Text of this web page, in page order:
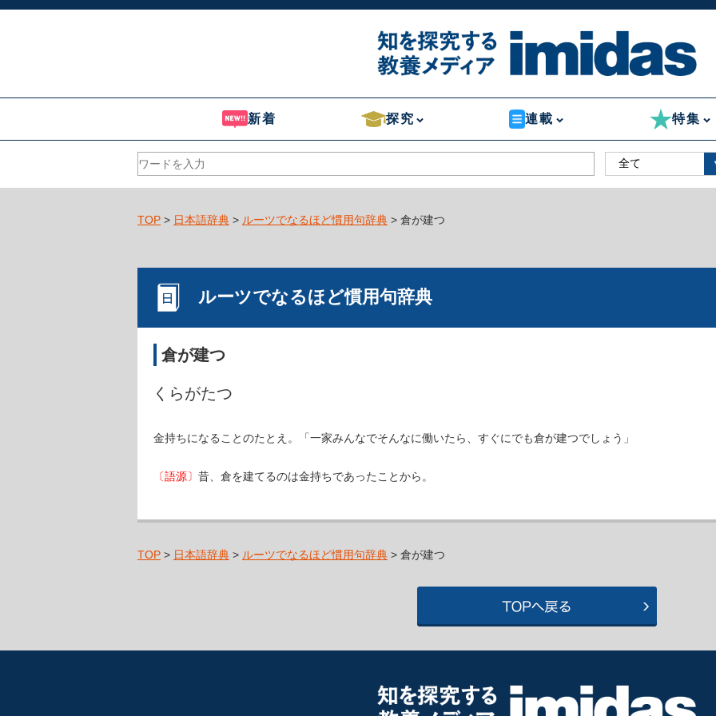
新着 探究 連載 特集
TOP > 日本語辞典 > ルーツでなるほど慣用句辞典 > 倉が建つ
ルーツでなるほど慣用句辞典
倉が建つ
くらがたつ
金持ちになることのたとえ。「一家みんなでそんなに働いたら、すぐにでも倉が建つでしょう」
〔語源〕 昔、倉を建てるのは金持ちであったことから。
TOP > 日本語辞典 > ルーツでなるほど慣用句辞典 > 倉が建つ